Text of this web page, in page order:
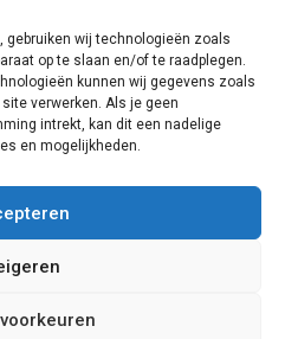
gebruiken wij technologieën zoals
op te slaan en/of te raadplegen.
kunnen wij gegevens zoals
verwerken. Als je geen
intrekt, kan dit een nadelige
en mogelijkheden.